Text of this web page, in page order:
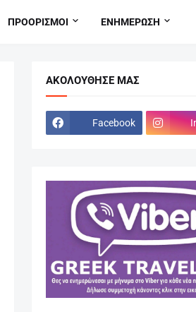
ΠΡΟΟΡΙΣΜΟΙ ΕΝΗΜΕΡΩΣΗ
ΑΚΟΛΟΎΘΗΣΕ ΜΑΣ
Facebook